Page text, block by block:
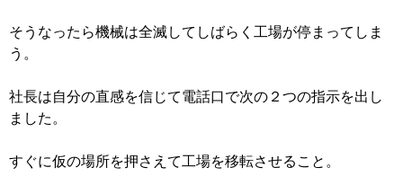
そうなったら機械は全滅してしばらく工場が停まってしま
う。
社長は自分の直感を信じて電話口で次の２つの指示を出し
ました。
すぐに仮の場所を押さえて工場を移転させること。